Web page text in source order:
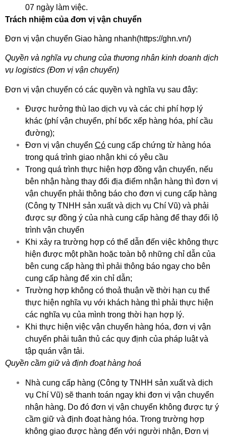
07 ngày làm việc.
Trách nhiệm của đơn vị vận chuyển
Đơn vị vận chuyển Giao hàng nhanh(https://ghn.vn/)
Quyền và nghĩa vụ chung của thương nhân kinh doanh dịch
vụ logistics (Đơn vị vận chuyển)
Đơn vị vận chuyển có các quyền và nghĩa vụ sau đây:
Được hưởng thù lao dịch vụ và các chi phí hợp lý
khác (phí vận chuyển, phí bốc xếp hàng hóa, phí cầu
đường);
Đơn vị vận chuyển Có cung cấp chứng từ hàng hóa
trong quá trình giao nhận khi có yêu cầu
Trong quá trình thực hiện hợp đồng vận chuyển, nếu
bên nhận hàng thay đổi địa điểm nhận hàng thì đơn vị
vận chuyển phải thông báo cho đơn vị cung cấp hàng
(Công ty TNHH sản xuất và dịch vụ Chí Vũ) và phải
được sự đồng ý của nhà cung cấp hàng để thay đổi lộ
trình vận chuyển
Khi xảy ra trường hợp có thể dẫn đến việc không thực
hiện được một phần hoặc toàn bộ những chỉ dẫn của
bên cung cấp hàng thì phải thông báo ngay cho bên
cung cấp hàng để xin chỉ dẫn;
Trường hợp không có thoả thuận về thời hạn cụ thể
thực hiện nghĩa vụ với khách hàng thì phải thực hiện
các nghĩa vụ của mình trong thời hạn hợp lý.
Khi thực hiện việc vận chuyển hàng hóa, đơn vị vận
chuyển phải tuân thủ các quy định của pháp luật và
tập quán vận tải.
Quyền cầm giữ và định đoạt hàng hoá
Nhà cung cấp hàng (Công ty TNHH sản xuất và dịch
vụ Chí Vũ) sẽ thanh toán ngay khi đơn vị vận chuyển
nhận hàng. Do đó đơn vị vận chuyển không được tự ý
cầm giữ và định đoạt hàng hóa. Trong trường hợp
không giao được hàng đến với người nhận, Đơn vị